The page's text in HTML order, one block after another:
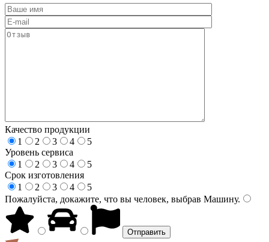
Качество продукции
1
2 3 4
5
Уровень сервиса
1
2 3 4
5
Срок изготовления
1
2 3 4
5
Пожалуйста, докажите, что вы человек, выбрав Машину.